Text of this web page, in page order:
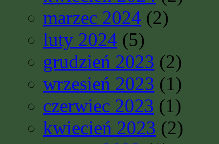
marzec 2024 (2)
luty 2024 (5)
grudzień 2023 (2)
wrzesień 2023 (1)
czerwiec 2023 (1)
kwiecień 2023 (2)